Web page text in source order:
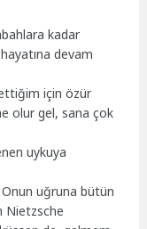
kadar
devam
için özür
olur gel, sana çok
uykuya
uğruna bütün
Nietzsche